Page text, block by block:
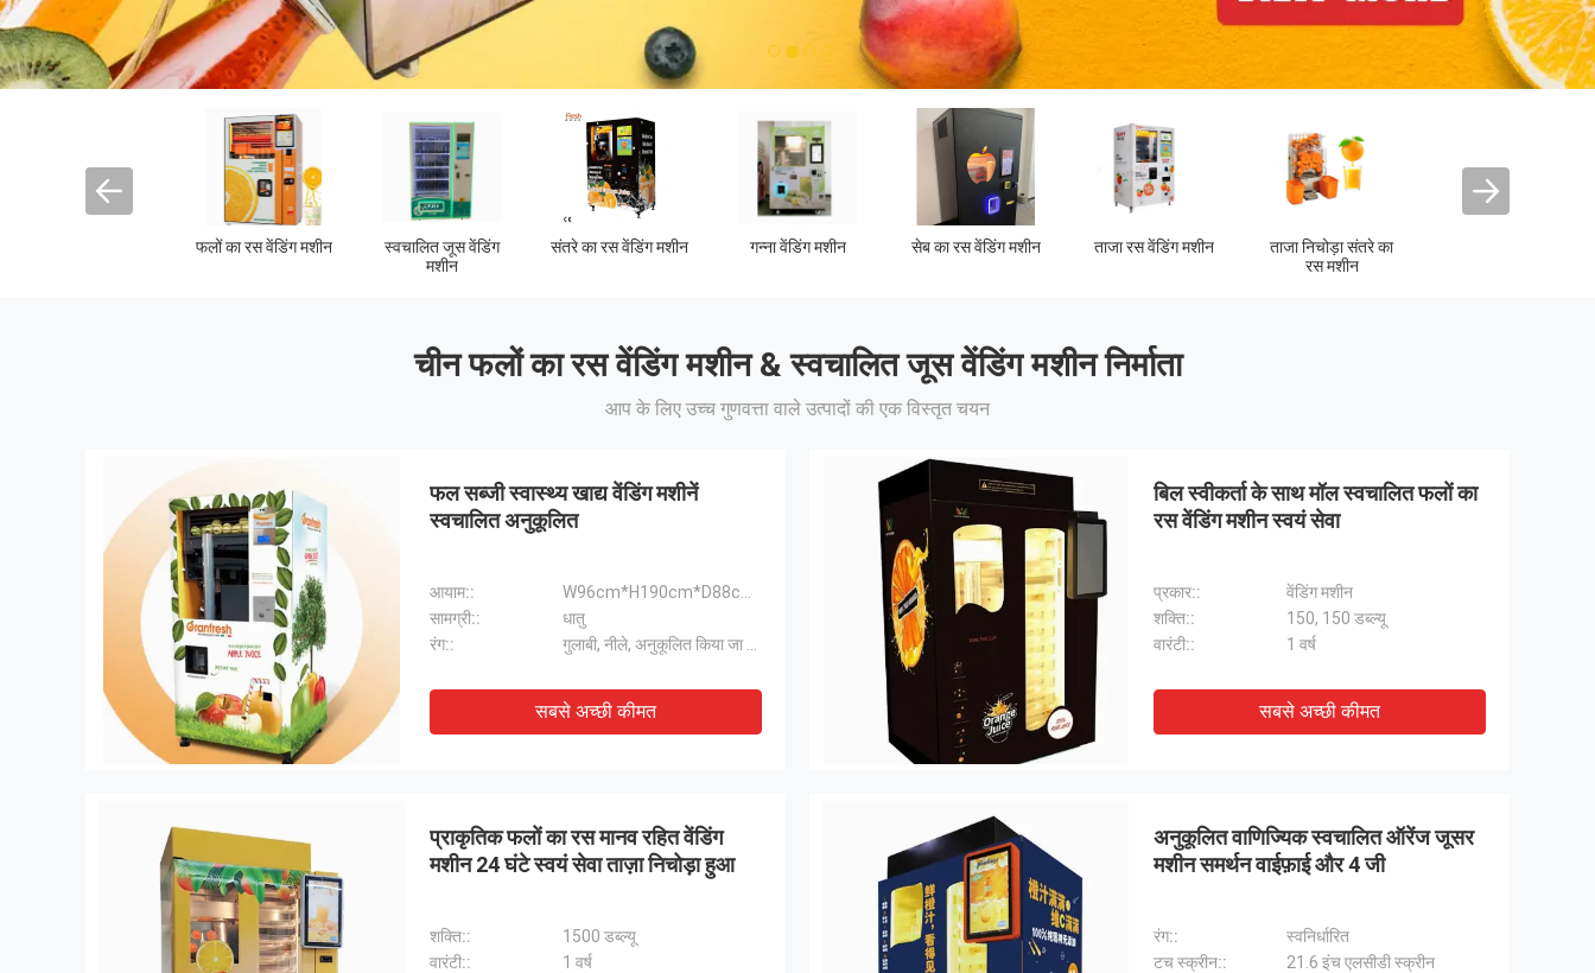
1 2 3 4
गन्ना स्क्वीज़र होम ज्यूसर मशीन
चीन फलों का रस वेंडिंग मशीन & स्वचालित जूस वेंडिंग मशीन निर्माता
आप के लिए उच्च गुणवत्ता वाले उत्पादों की एक विस्तृत चयन
फल सब्जी स्वास्थ्य खाद्य वेंडिंग मशीनें
स्वचालित अनुकूलित
आयाम::
सामग्री::
धातु
रंग::
सबसे अच्छी कीमत
बिल स्वीकर्ता के साथ मॉल स्वचालित फलों का
रस वेंडिंग मशीन स्वयं सेवा
प्रकार::
वेंडिंग मशीन
शक्ति::
150, 150 डब्ल्यू
वारंटी::
1 वर्ष
सबसे अच्छी कीमत
प्राकृतिक फलों का रस मानव रहित वेंडिंग
मशीन 24 घंटे स्वयं सेवा ताज़ा निचोड़ा हुआ
शक्ति::
1500 डब्ल्यू
वारंटी::
1 वर्ष
अनुकूलित वाणिज्यिक स्वचालित ऑरेंज जूसर
मशीन समर्थन वाईफ़ाई और 4 जी
रंग::
स्वनिर्धारित
टच स्क्रीन::
21.6 इंच एलसीडी स्क्रीन